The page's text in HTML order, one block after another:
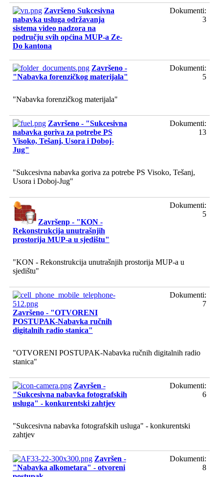
Završeno Sukcesivna
nabavka usluga održavanja
sistema video nadzora na
području svih općina MUP-a Ze-
Do kantona
Dokumenti:
3
Završeno -
"Nabavka forenzičkog materijala"
Dokumenti:
5
"Nabavka forenzičkog materijala"
Završeno - "Sukcesivna
nabavka goriva za potrebe PS
Visoko, Tešanj, Usora i Doboj-
Jug"
Dokumenti:
13
"Sukcesivna nabavka goriva za potrebe PS Visoko, Tešanj,
Usora i Doboj-Jug"
Završenp - "KON -
Rekonstrukcija unutrašnjih
prostorija MUP-a u sjedištu"
Dokumenti:
5
"KON - Rekonstrukcija unutrašnjih prostorija MUP-a u
sjedištu"
Završeno - "OTVORENI
POSTUPAK-Nabavka ručnih
digitalnih radio stanica"
Dokumenti:
7
"OTVORENI POSTUPAK-Nabavka ručnih digitalnih radio
stanica"
Završen -
"Sukcesivna nabavka fotografskih
usluga" - konkurentski zahtjev
Dokumenti:
6
"Sukcesivna nabavka fotografskih usluga" - konkurentski
zahtjev
Završen -
"Nabavka alkometara" - otvoreni
Dokumenti:
8